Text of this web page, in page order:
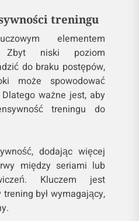
treningu
elementem
Zbyt niski poziom
do braku postępów,
może spowodować
ważne jest, aby
treningu do
dodając więcej
między seriami lub
Kluczem jest
był wymagający,